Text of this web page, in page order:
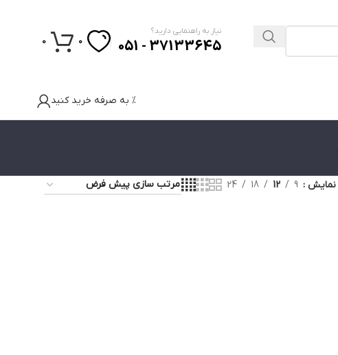
نیاز به راهنمایی دارید؟
37133645 - 051
0
0
% به صرفه خرید کنید
نمایش 9
12
18
24